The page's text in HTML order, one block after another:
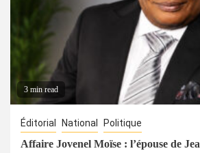
3 min read
Éditorial National Politique
Affaire Jovenel Moïse : l’épouse de